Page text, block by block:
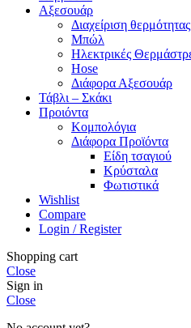
Αξεσουάρ
Διαχείριση θερμότητας
Μπώλ
Ηλεκτρικές
Hose
Διάφορα Αξεσουάρ
Τάβλι – Σκάκι
Προιόντα
Κομπολόγια
Διάφορα Προϊόντα
Είδη τσαγιού
Κρύσταλα
Φωτιστικά
Wishlist
Compare
Login / Register
Shopping cart
Close
Sign in
Close